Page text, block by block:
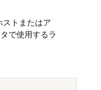
トまたはア
で使用するラ